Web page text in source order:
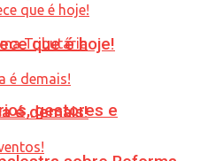
gestores e
que é hoje!
é demais!